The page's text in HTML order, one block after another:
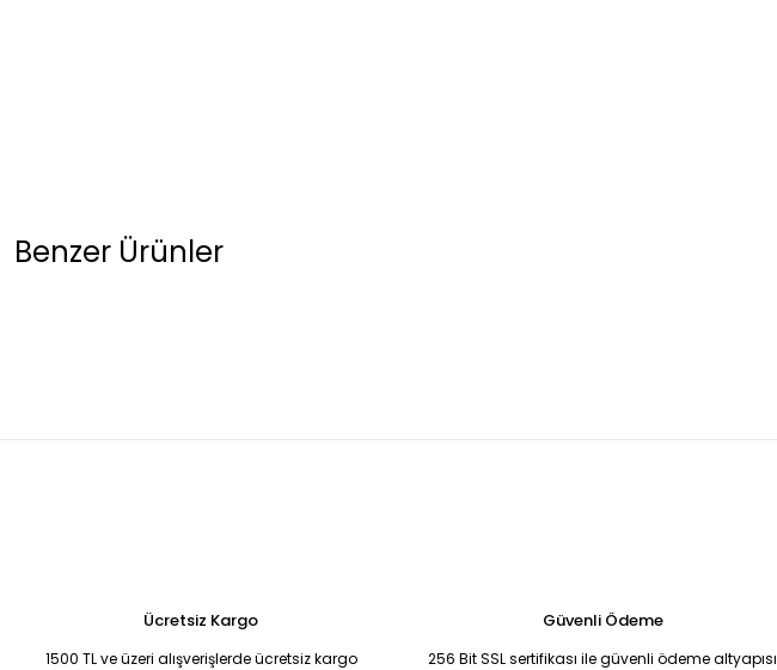
Benzer Ürünler
Ücretsiz Kargo
1500 TL ve üzeri alışverişlerde ücretsiz kargo
Güvenli Ödeme
256 Bit SSL sertifikası ile güvenli ödeme altyapısı